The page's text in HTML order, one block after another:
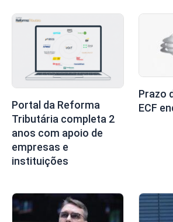
Portal da Reforma
Tributária completa 2
anos com apoio de
empresas e
instituições
Prazo
ECF